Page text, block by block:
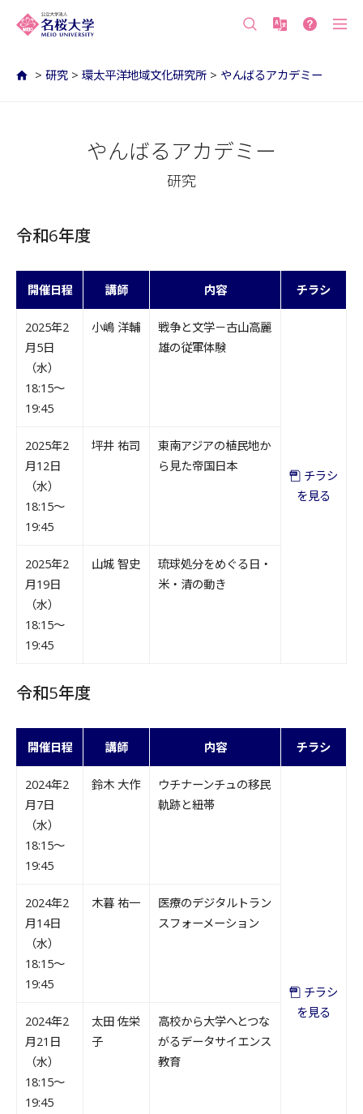
> 研究 > 環太平洋地域文化研究所 > やんばるアカデミー
やんばるアカデミー
研究
令和6年度
開催日程 講師 内容 チラシ
2025年2
月5日
（水）
18:15～
19:45
小嶋 洋輔
戦争と文学－古山高麗
雄の従軍体験
チラシ
を見る
2025年2
月12日
（水）
18:15～
19:45
坪井 祐司
東南アジアの植民地か
ら見た帝国日本
2025年2
月19日
（水）
18:15～
19:45
山城 智史
琉球処分をめぐる日・
米・清の動き
令和5年度
開催日程 講師 内容 チラシ
2024年2
月7日
（水）
18:15～
19:45
鈴木 大作
ウチナーンチュの移民
軌跡と紐帯
チラシ
を見る
2024年2
月14日
（水）
18:15～
19:45
木暮 祐一
医療のデジタルトラン
スフォーメーション
2024年2
月21日
（水）
18:15～
19:45
太田 佐栄
子
高校から大学へとつな
がるデータサイエンス
教育